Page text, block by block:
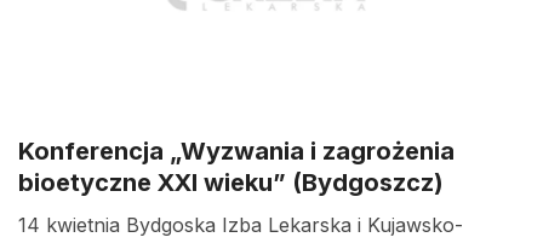
Konferencja „Wyzwania i zagrożenia
bioetyczne XXI wieku” (Bydgoszcz)
14 kwietnia Bydgoska Izba Lekarska i Kujawsko-